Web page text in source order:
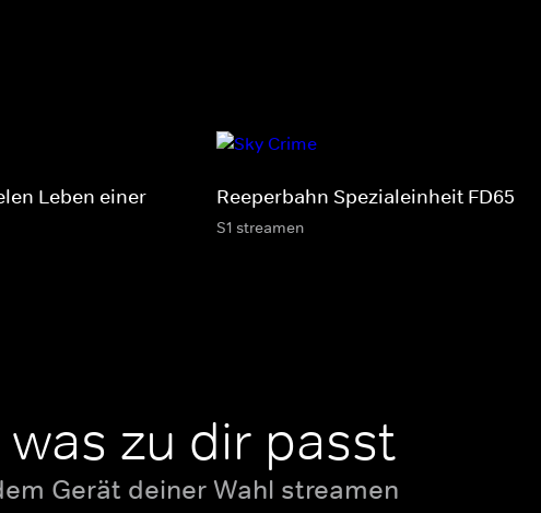
Leben einer
Reeperbahn Spezialeinheit FD65
S1 streamen
was zu dir passt
Gerät deiner Wahl streamen